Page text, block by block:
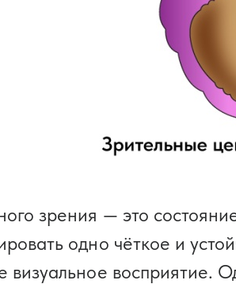
зрения — это
одно чёткое и
визуальное восприятие.